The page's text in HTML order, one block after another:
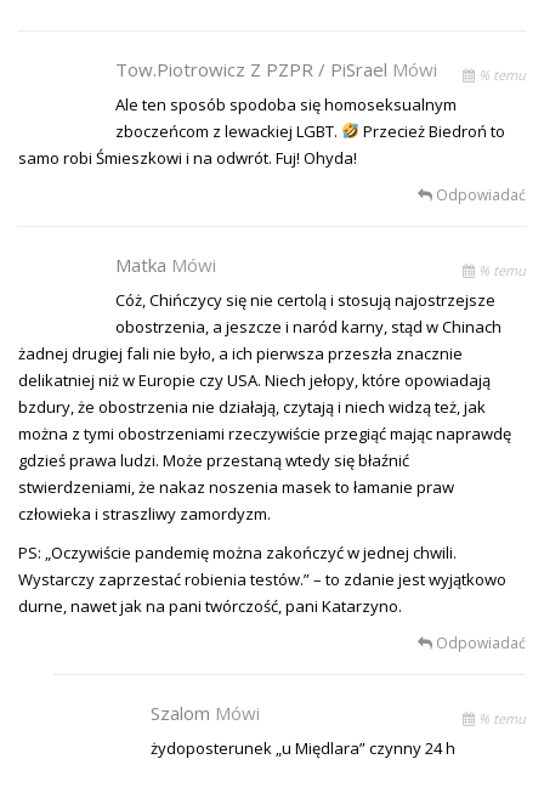
Tow.Piotrowicz Z PZPR / PiSrael Mówi % temu
Ale ten sposób spodoba się homoseksualnym
zboczeńcom z lewackiej LGBT.
Przecież Biedroń to
samo robi Śmieszkowi i na odwrót. Fuj! Ohyda!
Odpowiadać
Matka Mówi % temu
Cóż, Chińczycy się nie certolą i stosują najostrzejsze
obostrzenia, a jeszcze i naród karny, stąd w Chinach
żadnej drugiej fali nie było, a ich pierwsza przeszła znacznie
delikatniej niż w Europie czy USA. Niech jełopy, które opowiadają
bzdury, że obostrzenia nie działają, czytają i niech widzą też, jak
można z tymi obostrzeniami rzeczywiście przegiąć mając naprawdę
gdzieś prawa ludzi. Może przestaną wtedy się błaźnić
stwierdzeniami, że nakaz noszenia masek to łamanie praw
człowieka i straszliwy zamordyzm.
PS: „Oczywiście pandemię można zakończyć w jednej chwili.
Wystarczy zaprzestać robienia testów.” – to zdanie jest wyjątkowo
durne, nawet jak na pani twórczość, pani Katarzyno.
Odpowiadać
Szalom Mówi % temu
żydoposterunek „u Międlara” czynny 24 h